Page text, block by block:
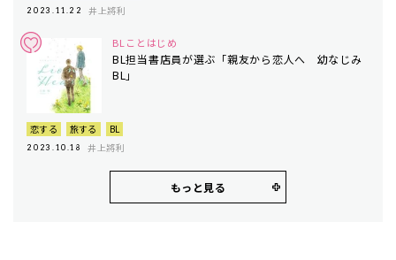
2023.11.22 井上將利
BLことはじめ
BL担当書店員が選ぶ「親友から恋人へ 幼なじみ
BL」
恋する 旅する BL
2023.10.18 井上將利
もっと見る